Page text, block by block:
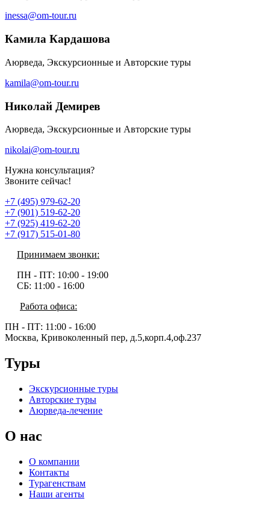
inessa@om-tour.ru
Камила Кардашова
Аюрведа, Экскурсионные и Авторские туры
kamila@om-tour.ru
Николай Демирев
Аюрведа, Экскурсионные и Авторские туры
nikolai@om-tour.ru
Нужна консультация?
Звоните сейчас!
+7 (495) 979-62-20
+7 (901) 519-62-20
+7 (925) 419-62-20
+7 (917) 515-01-80
Принимаем звонки:
ПН - ПТ: 10:00 - 19:00
СБ: 11:00 - 16:00
Работа офиса:
ПН - ПТ: 11:00 - 16:00
Москва, Кривоколенный пер, д.5,корп.4,оф.237
Туры
Экскурсионные туры
Авторские туры
Аюрведа-лечение
О нас
О компании
Контакты
Турагенствам
Наши агенты